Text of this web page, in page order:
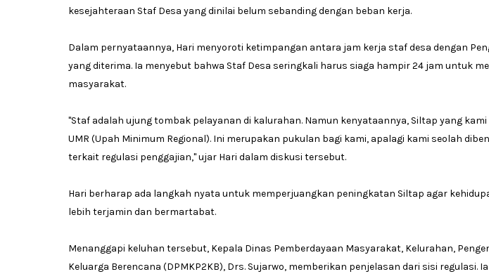
kesejahteraan Staf Desa yang dinilai belum sebanding dengan beban kerja.
‎Dalam pernyataannya, Hari menyoroti ketimpangan antara jam kerja staf desa dengan
yang diterima. Ia menyebut bahwa Staf Desa seringkali harus siaga hampir 24 jam untuk
masyarakat.
‎"Staf adalah ujung tombak pelayanan di kalurahan. Namun kenyataannya, Siltap yang
UMR (Upah Minimum Regional). Ini merupakan pukulan bagi kami, apalagi kami seolah
terkait regulasi penggajian," ujar Hari dalam diskusi tersebut.
‎Hari berharap ada langkah nyata untuk memperjuangkan peningkatan Siltap agar
lebih terjamin dan bermartabat.
‎Menanggapi keluhan tersebut, Kepala Dinas Pemberdayaan Masyarakat, Kelurahan,
Keluarga Berencana (DPMKP2KB), Drs. Sujarwo, memberikan penjelasan dari sisi regulasi.